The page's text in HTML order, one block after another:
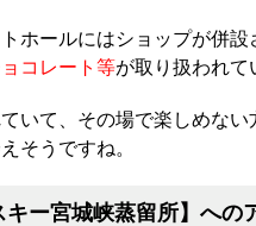
ホールにはショップが併設
コレート等が取り扱われて
いて、その場で楽しめな
そうですね。
キー宮城峡蒸留所】への